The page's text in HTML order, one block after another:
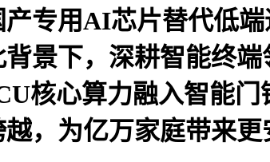
专用AI芯片替代低
景下，深耕智能终
核心算力融入智能
，为亿万家庭带来